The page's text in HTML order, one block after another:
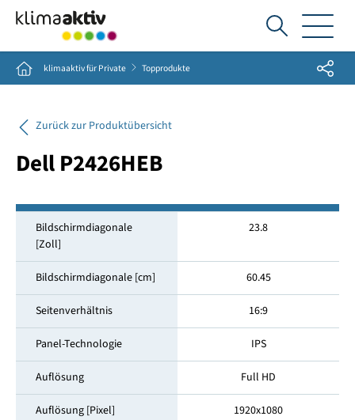
Ich
suche...
Home klimaaktiv für Private Topprodukte Share
Zurück zur Produktübersicht
Dell P2426HEB
Bildschirmdiagonale
[Zoll]
23.8
Bildschirmdiagonale [cm] 60.45
Seitenverhältnis 16:9
Panel-Technologie IPS
Auflösung Full HD
Auflösung [Pixel] 1920x1080